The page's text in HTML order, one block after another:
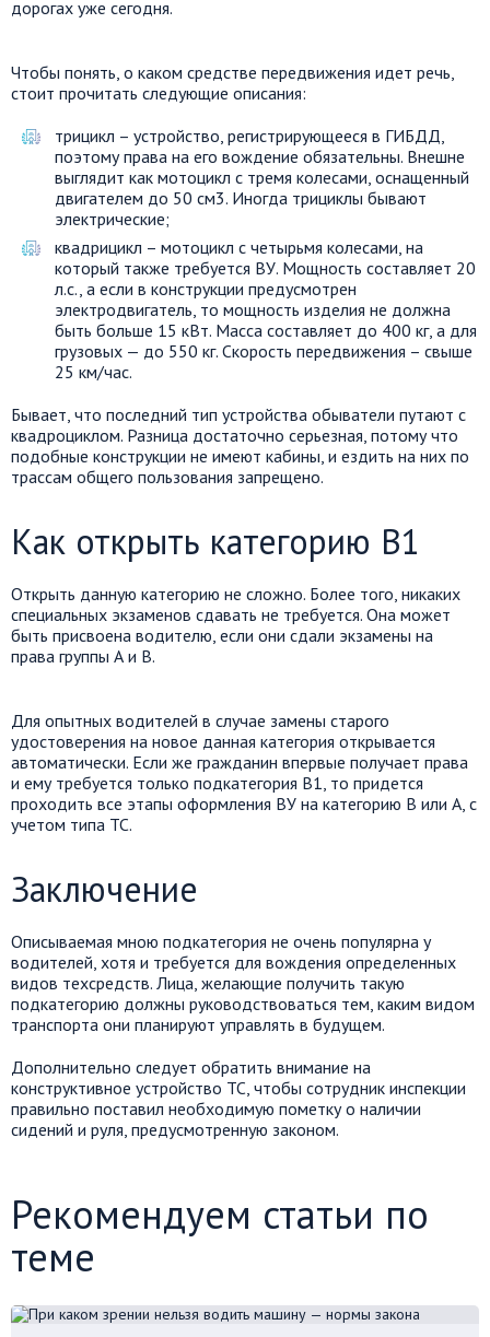
дорогах уже сегодня.
Чтобы понять, о каком средстве передвижения идет речь,
стоит прочитать следующие описания:
трицикл – устройство, регистрирующееся в ГИБДД,
поэтому права на его вождение обязательны. Внешне
выглядит как мотоцикл с тремя колесами, оснащенный
двигателем до 50 см3. Иногда трициклы бывают
электрические;
квадрицикл – мотоцикл с четырьмя колесами, на
который также требуется ВУ. Мощность составляет 20
л.с., а если в конструкции предусмотрен
электродвигатель, то мощность изделия не должна
быть больше 15 кВт. Масса составляет до 400 кг, а для
грузовых — до 550 кг. Скорость передвижения – свыше
25 км/час.
Бывает, что последний тип устройства обыватели путают с
квадроциклом. Разница достаточно серьезная, потому что
подобные конструкции не имеют кабины, и ездить на них по
трассам общего пользования запрещено.
Как открыть категорию В1
Открыть данную категорию не сложно. Более того, никаких
специальных экзаменов сдавать не требуется. Она может
быть присвоена водителю, если они сдали экзамены на
права группы А и В.
Для опытных водителей в случае замены старого
удостоверения на новое данная категория открывается
автоматически. Если же гражданин впервые получает права
и ему требуется только подкатегория В1, то придется
проходить все этапы оформления ВУ на категорию В или А, с
учетом типа ТС.
Заключение
Описываемая мною подкатегория не очень популярна у
водителей, хотя и требуется для вождения определенных
видов техсредств. Лица, желающие получить такую
подкатегорию должны руководствоваться тем, каким видом
транспорта они планируют управлять в будущем.
Дополнительно следует обратить внимание на
конструктивное устройство ТС, чтобы сотрудник инспекции
правильно поставил необходимую пометку о наличии
сидений и руля, предусмотренную законом.
Рекомендуем статьи по
теме